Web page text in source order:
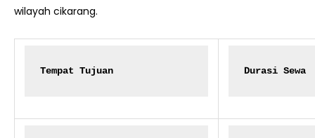
wilayah cikarang.
Tempat Tujuan Durasi Sewa